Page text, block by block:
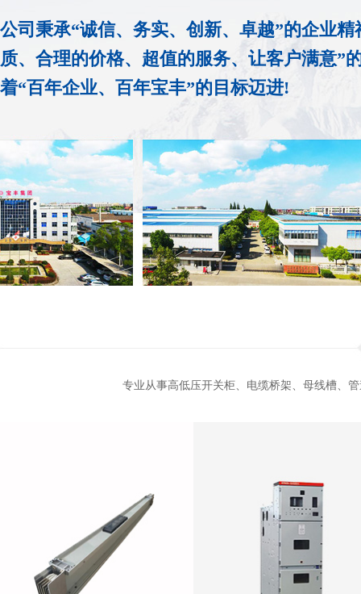
公司秉承“诚信、务实、创新、卓越”的企业
质、合理的价格、超值的服务、让客户满意”
着“百年企业、百年宝丰”的目标迈进!
专业从事高低压开关柜、电缆桥架、母线槽、